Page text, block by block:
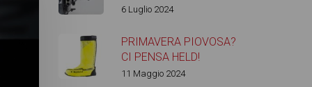
6 Luglio 2024
PRIMAVERA PIOVOSA?
CI PENSA HELD!
11 Maggio 2024